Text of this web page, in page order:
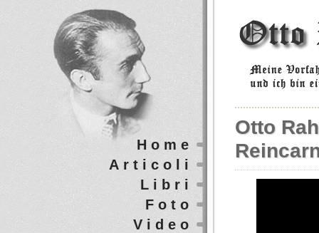
Otto
Home
Articoli
Libri
Foto
Video